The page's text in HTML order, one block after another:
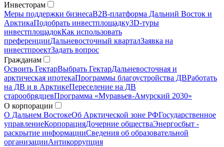
Инвесторам
Меры поддержки бизнесаB2B-платформа Дальний Восток и
АрктикаПодобрать инвестплощадку3D-туры
инвестплощадокКак использовать
преференцииДальневосточный кварталЗаявка на
инвестпроектЗадать вопрос
Гражданам
Освоить ГектарВыбрать ГектарДальневосточная и
арктическая ипотекаПрограммы благоустройства ДВРаботать
на ДВ и в АрктикеПереселение на ДВ
старообрядцевПрограмма «Муравьев-Амурский 2030»
О корпорации
О Дальнем ВостокеОб Арктической зоне РФГосударственное
управлениеКорпорацияДочерние обществаЭнергосбыт -
раскрытие информацииСведения об образовательной
организацииАнтикоррупция